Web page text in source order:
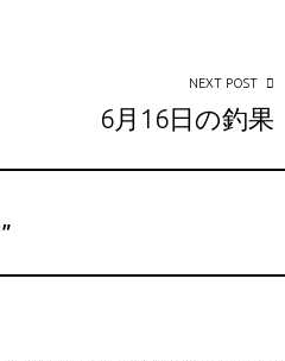
NEXT POST
6月16日の釣果
”